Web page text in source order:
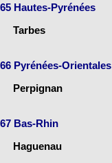
65 Hautes-Pyrénées
Tarbes
66 Pyrénées-Orientales
Perpignan
67 Bas-Rhin
Haguenau